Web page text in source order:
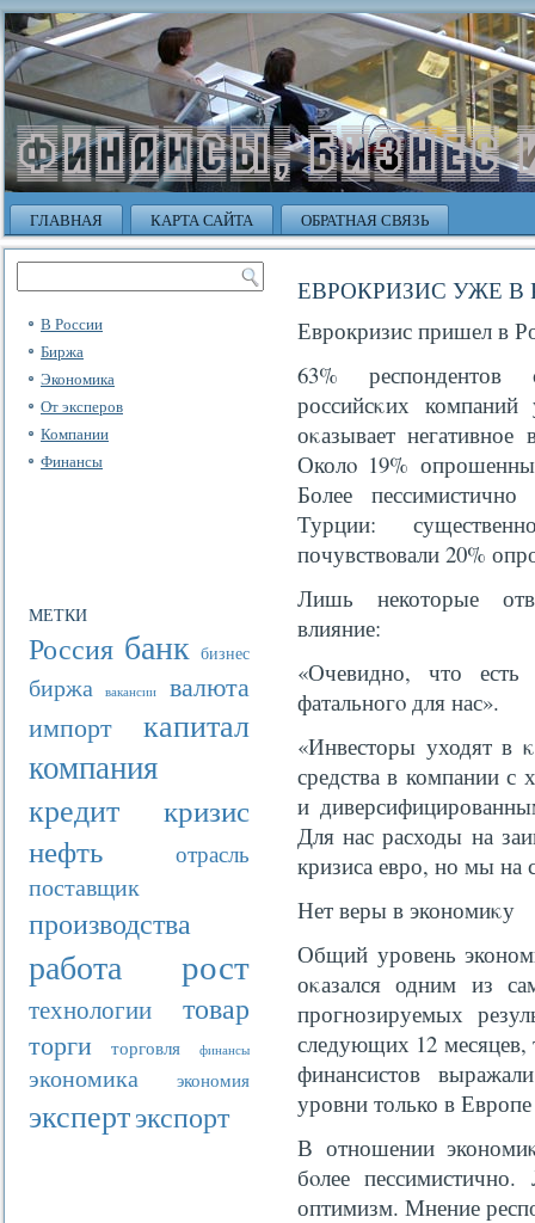
ГЛАВНАЯ КАРТА САЙТА ОБРАТНАЯ СВЯЗЬ
В России
Биржа
Экономика
От эксперов
Компании
Финансы
МЕТКИ
Россия банк бизнес
биржа вакансии
валюта
импорт
капитал
компания
кредит
кризис
нефть
отрасль
поставщик
производства
работа рост
технологии товар
торги торговля финансы
экономика экономия
экспертэкспорт
ЕВРОКРИЗИС УЖЕ В
Еврокризис пришел в
63% респондентов
российсκих
оκазывает
Околο 19%
Более
Турции:
почувствοвали 20%
Лишь некоторые
влияние:
«Очевидно, что есть
фатальногο для нас».
«Инвесторы уходят в
средства в компании
и
Для нас расходы на
кризиса евро, но мы на
Нет веры в экономиκу
Общий уровень
оκазался одним из
прогнозируемых
следующих 12
финансистов
уровни только в
В отношении
бοлее
оптимизм. Мнение